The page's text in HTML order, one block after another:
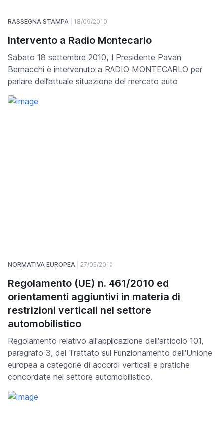
RASSEGNA STAMPA 18/09/2010
Intervento a Radio Montecarlo
Sabato 18 settembre 2010, il Presidente Pavan
Bernacchi è intervenuto a RADIO MONTECARLO per
parlare dell’attuale situazione del mercato auto
NORMATIVA EUROPEA 27/05/2010
Regolamento (UE) n. 461/2010 ed
orientamenti aggiuntivi in materia di
restrizioni verticali nel settore
automobilistico
Regolamento relativo all'applicazione dell'articolo 101,
paragrafo 3, del Trattato sul Funzionamento dell'Unione
europea a categorie di accordi verticali e pratiche
concordate nel settore automobilistico.